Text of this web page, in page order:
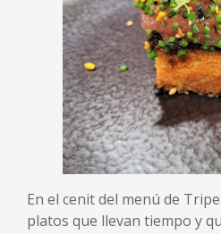
En el cenit del menú de
platos que llevan tiempo y